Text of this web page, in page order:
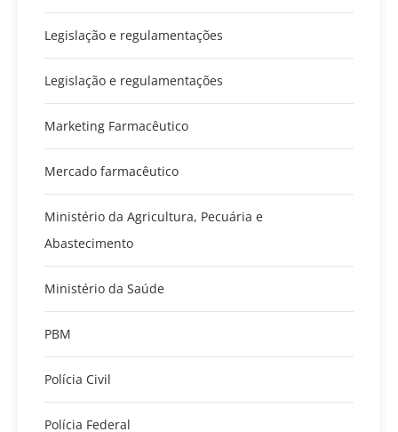
Legislação e regulamentações
Legislação e regulamentações
Marketing Farmacêutico
Mercado farmacêutico
Ministério da Agricultura, Pecuária e
Abastecimento
Ministério da Saúde
PBM
Polícia Civil
Polícia Federal